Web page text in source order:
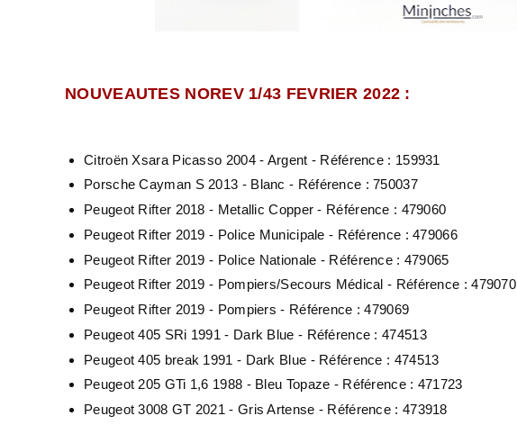
NOUVEAUTES NOREV 1/43 FEVRIER 2022 :
Citroën Xsara Picasso 2004 - Argent - Référence : 159931
Porsche Cayman S 2013 - Blanc - Référence : 750037
Peugeot Rifter 2018 - Metallic Copper - Référence : 479060
Peugeot Rifter 2019 - Police Municipale - Référence : 479066
Peugeot Rifter 2019 - Police Nationale - Référence : 479065
Peugeot Rifter 2019 - Pompiers/Secours Médical - Référence : 479070
Peugeot Rifter 2019 - Pompiers - Référence : 479069
Peugeot 405 SRi 1991 - Dark Blue - Référence : 474513
Peugeot 405 break 1991 - Dark Blue - Référence : 474513
Peugeot 205 GTi 1,6 1988 - Bleu Topaze - Référence : 471723
Peugeot 3008 GT 2021 - Gris Artense - Référence : 473918